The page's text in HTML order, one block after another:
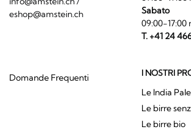
eshop@amstein.ch
Sabato
09:00-17:00
T. +41 24
Domande Frequenti I NOSTRI
Le India
Le birre
Le birre bio